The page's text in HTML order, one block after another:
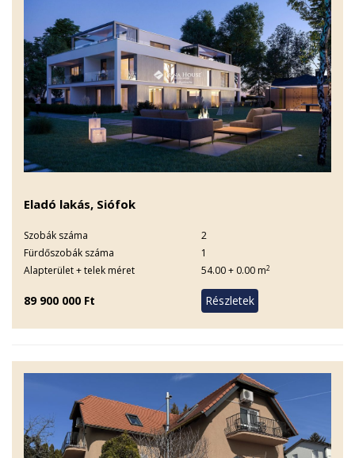
Eladó lakás, Siófok
Szobák száma
2
Fürdőszobák száma
1
Alapterület + telek méret
54.00 + 0.00 m2
89 900 000 Ft